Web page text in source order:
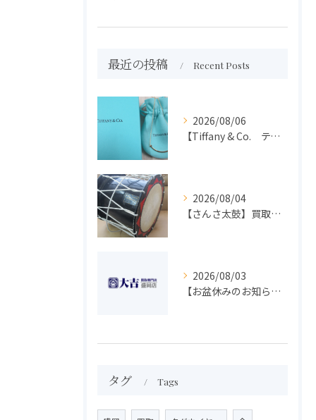
最近の投稿 Recent Posts
2026/08/06
【Tiffany & Co. ティファニー】買取 大吉盛岡店 アクセサリー買取しました！！
2026/08/04
【さんさ太鼓】買取 大吉盛岡店 楽器 買取します！！
2026/08/03
【お盆休みのお知らせ】買取専門 大吉 盛岡店
タグ Tags